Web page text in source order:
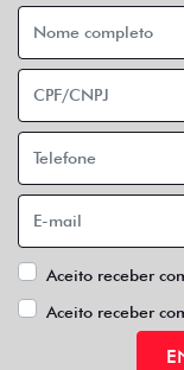
Aceito receber
Aceito receber